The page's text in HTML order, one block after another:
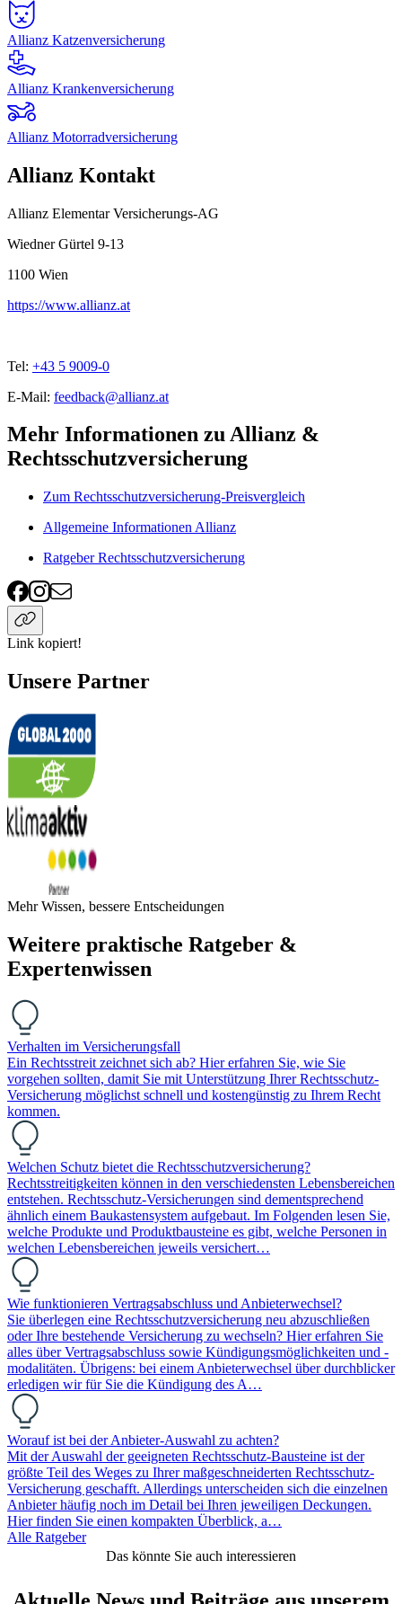
Allianz Katzenversicherung
Allianz Krankenversicherung
Allianz Motorradversicherung
Allianz Kontakt
Allianz Elementar Versicherungs-AG
Wiedner Gürtel 9-13
1100 Wien
https://www.allianz.at
Tel: +43 5 9009-0
E-Mail: feedback@allianz.at
Mehr Informationen zu Allianz &
Rechtsschutzversicherung
Zum Rechtsschutzversicherung-Preisvergleich
Allgemeine Informationen Allianz
Ratgeber Rechtsschutzversicherung
Link kopiert!
Unsere Partner
Mehr Wissen, bessere Entscheidungen
Weitere praktische Ratgeber &
Expertenwissen
Verhalten im Versicherungsfall
Ein Rechtsstreit zeichnet sich ab? Hier erfahren Sie, wie Sie
vorgehen sollten, damit Sie mit Unterstützung Ihrer Rechtsschutz-
Versicherung möglichst schnell und kostengünstig zu Ihrem Recht
kommen.
Welchen Schutz bietet die Rechtsschutzversicherung?
Rechtsstreitigkeiten können in den verschiedensten Lebensbereichen
entstehen. Rechtsschutz-Versicherungen sind dementsprechend
ähnlich einem Baukastensystem aufgebaut. Im Folgenden lesen Sie,
welche Produkte und Produktbausteine es gibt, welche Personen in
welchen Lebensbereichen jeweils versichert…
Wie funktionieren Vertragsabschluss und Anbieterwechsel?
Sie überlegen eine Rechtsschutzversicherung neu abzuschließen
oder Ihre bestehende Versicherung zu wechseln? Hier erfahren Sie
alles über Vertragsabschluss sowie Kündigungsmöglichkeiten und -
modalitäten. Übrigens: bei einem Anbieterwechsel über durchblicker
erledigen wir für Sie die Kündigung des A…
Worauf ist bei der Anbieter-Auswahl zu achten?
Mit der Auswahl der geeigneten Rechtsschutz-Bausteine ist der
größte Teil des Weges zu Ihrer maßgeschneiderten Rechtsschutz-
Versicherung geschafft. Allerdings unterscheiden sich die einzelnen
Anbieter häufig noch im Detail bei Ihren jeweiligen Deckungen.
Hier finden Sie einen kompakten Überblick, a…
Alle Ratgeber
Das könnte Sie auch interessieren